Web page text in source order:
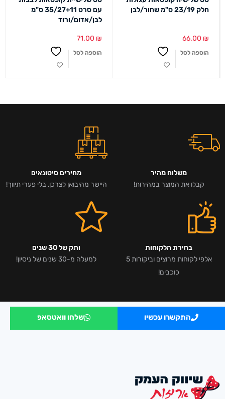
חלק 23/19 ס"מ שחור/לבן
66.00 ₪
הוספה לסל
עם סרט 35/27+11 ס"מ
לבן/אדום/ורוד
71.00 ₪
הוספה לסל
משלוח מהיר
קבלו את המוצר במהירות!
מחירים סיטונאים
היישר מהיבואן לצרכן, בלי פערי תיווך!
בחירת הלקוחות
אלפי לקוחות מרוצים וביקורות 5
כוכבים!
ותק של 30 שנים
למעלה מ-30 שנים של ניסיון!
התקשרו עכשיו שלחו וואטסאפ